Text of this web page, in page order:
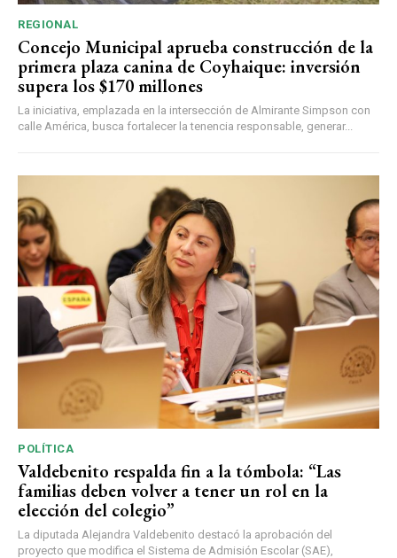
REGIONAL
Concejo Municipal aprueba construcción de la
primera plaza canina de Coyhaique: inversión
supera los $170 millones
La iniciativa, emplazada en la intersección de Almirante Simpson con
calle América, busca fortalecer la tenencia responsable, generar...
POLÍTICA
Valdebenito respalda fin a la tómbola: “Las
familias deben volver a tener un rol en la
elección del colegio”
La diputada Alejandra Valdebenito destacó la aprobación del
proyecto que modifica el Sistema de Admisión Escolar (SAE),